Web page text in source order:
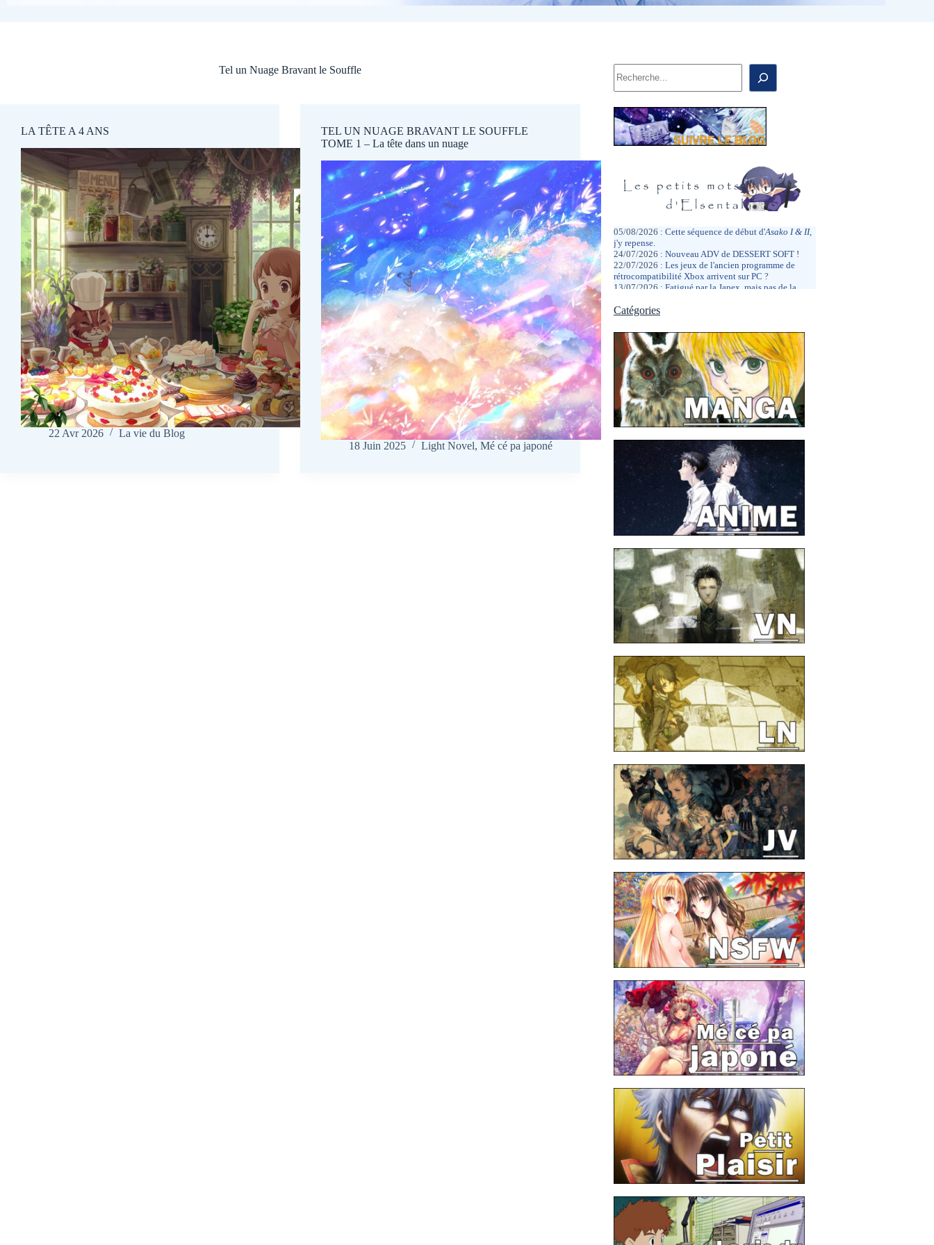
Tel un Nuage Bravant le Souffle
LA TÊTE A 4 ANS
22 Avr 2026 La vie du Blog
TEL UN NUAGE BRAVANT LE SOUFFLE
TOME 1 – La tête dans un nuage
18 Juin 2025 Light Novel,Mé cé pa japoné
05/08/2026 :Cette séquence de début d'Asako I & II,
j'y repense.
24/07/2026 :Nouveau ADV de DESSERT SOFT !
22/07/2026 :Les jeux de l'ancien programme de
rétrocompatibilité Xbox arrivent sur PC ?
13/07/2026 :Fatigué par la Japex, mais pas de la
05/07/2026 :
2026/06/27 :Des promotions physiques chez
MangaGamer.
19/06/2026 :Kagami Games qui me régale.
06/06/2026 : J'ai assisté à un live drawing d'Hiro
Mashima !
29/05/2026 :Le romanLes Héros de la Galaxieen
français !?
19/05/2026 :Eiyuu * Senki WW en version hors-
ligne, c'est pour bientôt.
physique etUmineko Naku, par MG.
Hisano Ai à la Japan Expo 2026 avec
son groupe Akane ! C'est officiel !
10/05/2026 :
Zelda Twillight Princess
en version
03/05/2026 :
Le collègue Legendra, GoldenLeaf, a
publié une review sur Pier Solar.
26/04/2026 :
Je découvre le site DoesItPlay?
, j'aime
bien !
pour Amo!
21/04/2026 :MAJ MOI ET MON BLOG
21/04/2026 :
MAJ SORTIR DE MA TÊTE EN TOUT
CONFORT
Catégories